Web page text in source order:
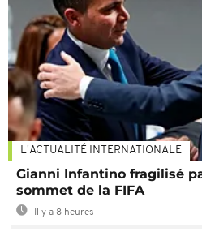
L'ACTUALITÉ INTERNATIONALE
Gianni Infantino fragilisé
sommet de la FIFA
Il y a 8 heures